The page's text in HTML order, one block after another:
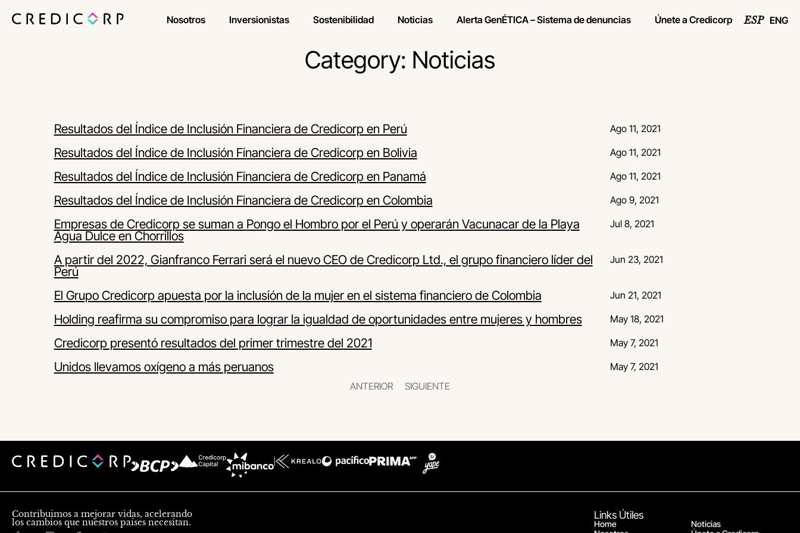
Nosotros Inversionistas Sostenibilidad Noticias Alerta GenÉTICA – Sistema de denuncias Únete a Credicorp ESP ENG
Category: Noticias
Resultados del Índice de Inclusión Financiera de Credicorp en Perú Ago 11, 2021
Resultados del Índice de Inclusión Financiera de Credicorp en Bolivia Ago 11, 2021
Resultados del Índice de Inclusión Financiera de Credicorp en Panamá Ago 11, 2021
Resultados del Índice de Inclusión Financiera de Credicorp en Colombia Ago 9, 2021
Empresas de Credicorp se suman a Pongo el Hombro por el Perú y operarán Vacunacar de la Playa
Agua Dulce en Chorrillos
Jul 8, 2021
A partir del 2022, Gianfranco Ferrari será el nuevo CEO de Credicorp Ltd., el grupo financiero líder del
Perú
Jun 23, 2021
El Grupo Credicorp apuesta por la inclusión de la mujer en el sistema financiero de Colombia Jun 21, 2021
Holding reafirma su compromiso para lograr la igualdad de oportunidades entre mujeres y hombres May 18, 2021
Credicorp presentó resultados del primer trimestre del 2021 May 7, 2021
Unidos llevamos oxígeno a más peruanos
May 7, 2021
ANTERIOR
SIGUIENTE
Contribuimos a mejorar vidas, acelerando
los cambios que nuestros países necesitan.
Links Útiles
Home
Noticias